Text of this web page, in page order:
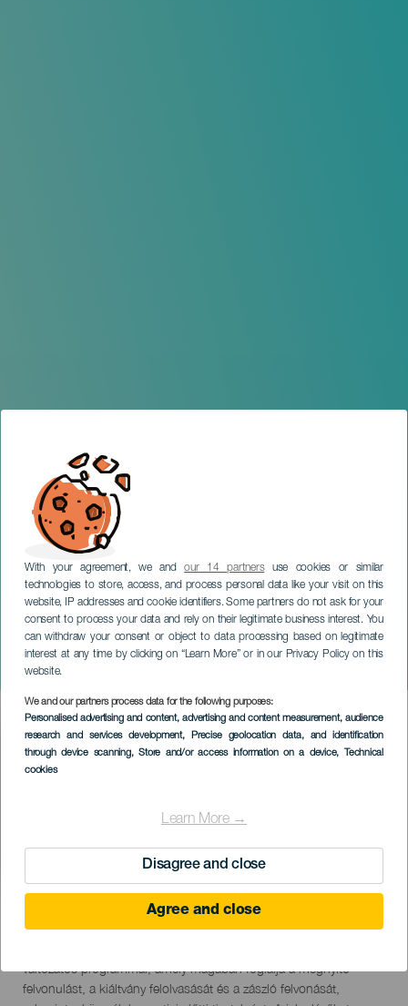
With your agreement, we andour 14 partnersuse cookies or similar
technologies to store, access, and process personal data like your visit on this
website, IP addresses and cookie identifiers. Some partners do not ask for your
consent to process your data and rely on their legitimate business interest. You
can withdraw your consent or object to data processing based on legitimate
interest at any time by clicking on “Learn More” or in our Privacy Policy on this
website.
We and our partners process data for the following purposes:
Personalised advertising and content, advertising and content measurement, audience
research and services development, Precise geolocation data, and identification
through device scanning, Store and/or access information on a device, Technical
cookies
Learn More →
Disagree and close
Agree and close
Fiestas del Socorro
TENERIFE
Imagen
Listado
evento
változatos programmal, amely magában foglalja a megnyitó
felvonulást, a kiáltvány felolvasását és a zászló felvonását,